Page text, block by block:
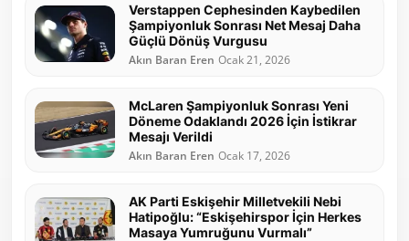
Verstappen Cephesinden Kaybedilen
Şampiyonluk Sonrası Net Mesaj Daha
Güçlü Dönüş Vurgusu
Akın Baran Eren Ocak 21, 2026
McLaren Şampiyonluk Sonrası Yeni
Döneme Odaklandı 2026 İçin İstikrar
Mesajı Verildi
Akın Baran Eren Ocak 17, 2026
AK Parti Eskişehir Milletvekili Nebi
Hatipoğlu: “Eskişehirspor İçin Herkes
Masaya Yumruğunu Vurmalı”